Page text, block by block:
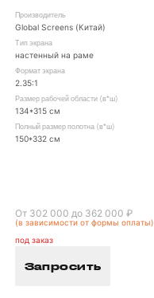
Производитель
Global Screens (Китай)
Тип экрана
настенный на раме
Формат экрана
2.35:1
Размер рабочей области (в*ш)
134*315 см
Полный размер полотна (в*ш)
150*332 см
От 302 000 до 362 000 ₽
(в зависимости от формы оплаты)
под заказ
Запросить